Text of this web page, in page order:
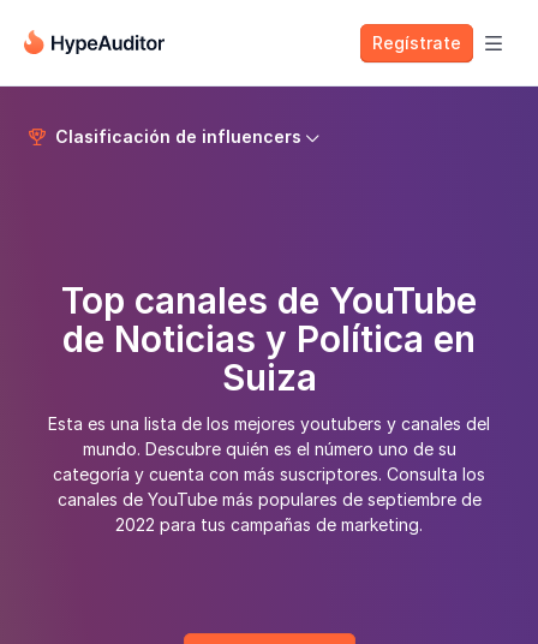
Regístrate 
 Clasificación de influencers 
Top canales de YouTube
de Noticias y Política en
Suiza
Esta es una lista de los mejores youtubers y canales del
mundo. Descubre quién es el número uno de su
categoría y cuenta con más suscriptores. Consulta los
canales de YouTube más populares de septiembre de
2022 para tus campañas de marketing.